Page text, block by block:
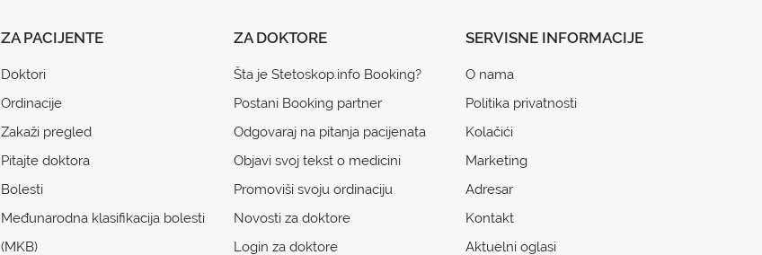
ZA PACIJENTE
Doktori
Ordinacije
Zakaži pregled
Pitajte doktora
Bolesti
Međunarodna klasifikacija bolesti
(MKB)
ZA DOKTORE
Šta je Stetoskop.info Booking?
Postani Booking partner
Odgovaraj na pitanja pacijenata
Objavi svoj tekst o medicini
Promoviši svoju ordinaciju
Novosti za doktore
Login za doktore
SERVISNE INFORMACIJE
O nama
Politika privatnosti
Kolačići
Marketing
Adresar
Kontakt
Aktuelni oglasi